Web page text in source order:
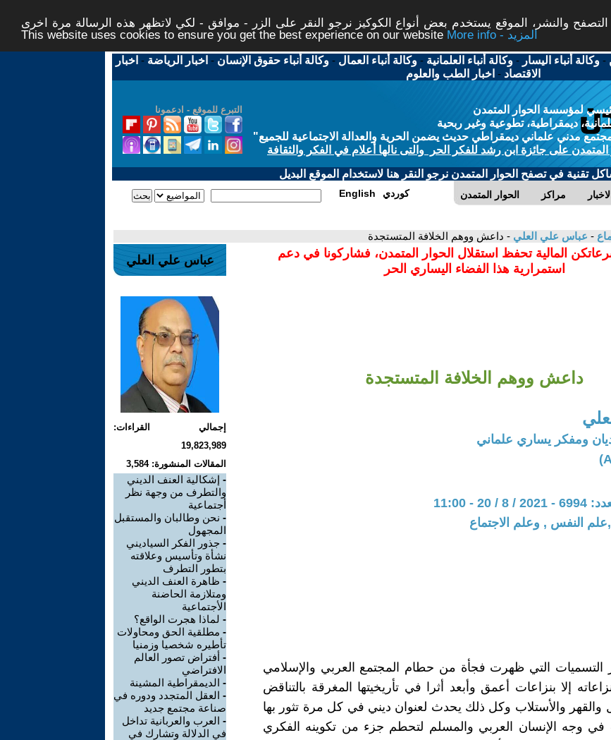
والنشر، الموقع يستخدم بعض أنواع الكوكيز نرجو النقر على الزر - موافق - لكي لاتظهر هذه الرسالة مرة اخرى -
This website uses cookies to ensure you get the best experience on our website
More info - المزيد
-وكالة أنباء اليسار -وكالة أنباء العلمانية -وكالة أنباء العمال -وكالة أنباء حقوق الإنسان - اخبار الرياضة - اخبار
الاقتصاد - اخبار الطب والعلوم
التبرع للموقع - ادعمونا
لمؤسسة الحوار المتمدن
ديمقراطية، تطوعية وغير ربحية
مدني علماني ديمقراطي حديث يضمن الحرية والعدالة الاجتماعية للجميع"
المتمدن على جائزة ابن رشد للفكر الحر والتى نالها أعلام في الفكر والثقافة
تقنية في تصفح الحوار المتمدن نرجو النقر هنا لاستخدام الموقع البديل
الحوار المتمدن مراكز الاخبار English كوردي
- عباس علي العلي - داعش ووهم الخلافة المتستجدة
المالية تحفظ استقلال الحوار المتمدن، فشاركونا في دعم
استمرارية هذا الفضاء اليساري الحر
داعش ووهم الخلافة المتستجدة
ومفكر يساري علماني
- 11:00
النفس , وعلم الاجتماع
التي ظهرت فجأة من حطام المجتمع العربي والإسلامي
إلا بنزاعات أعمق وأبعد أثرا في تأريخيتها المغرقة بالتناقض
والقهر والأستلاب وكل ذلك يحدث لعنوان ديني في كل مرة تثور بها
في وجه الإنسان العربي والمسلم لتحطم جزء من تكوينه الفكري
عباس علي العلي
إجمالي القراءات:
19,823,989
المقالات المنشورة: 3,584
- إشكالية العنف الديني
والتطرف من وجهة نظر
أجتماعية
- نحن وطالبان والمستقبل
المجهول
- جذور الفكر السياديني
نشأة وتأسيس وعلاقته
بتطور التطرف
- ظاهرة العنف الديني
ومتلازمة الحاضنة
الأجتماعية
- لماذا هجرت الواقع؟
- مطلقية الحق ومحاولات
تأطيره شخصيا وزمنيا
- أفتراض تصور العالم
الافتراضي
- الديمقراطية المشينة
- العقل المتجدد ودوره في
صناعة مجتمع جديد
- العرب والعربانية تداخل
في الدلالة وتشارك في